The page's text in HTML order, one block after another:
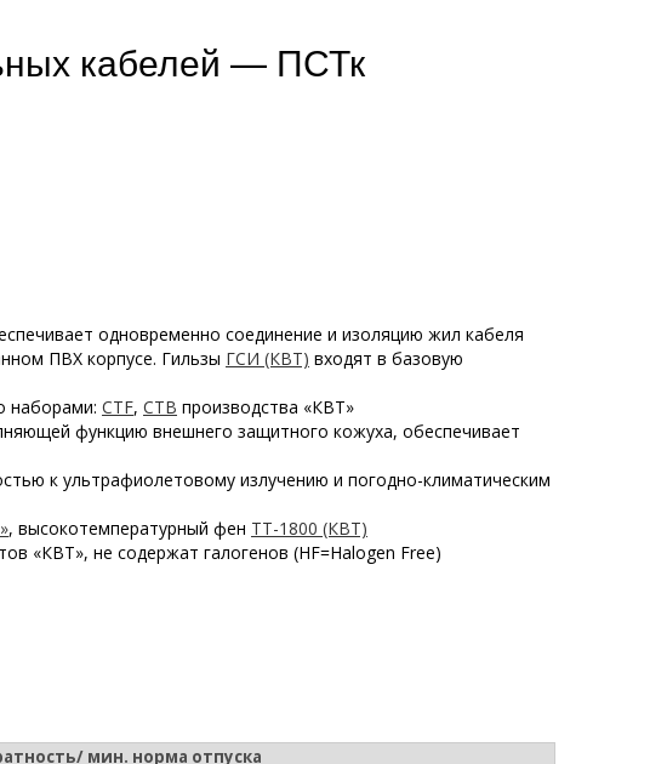
кабелей — ПСТк
одновременно соединение и изоляцию жил кабеля
ПВХ корпусе. Гильзы ГСИ (КВТ) входят в базовую
наборами: СТF, CTB производства «КВТ»
функцию внешнего защитного кожуха, обеспечивает
к ультрафиолетовому излучению и погодно-климатическим
, высокотемпературный фен ТТ-1800 (КВТ)
«КВТ», не содержат галогенов (HF=Halogen Free)
мин. норма отпуска